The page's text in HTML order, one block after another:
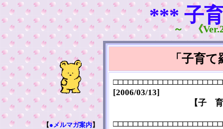
*** 子
～ 《
【●メルマガ案内】
「子育
[2006/03/13]
【子